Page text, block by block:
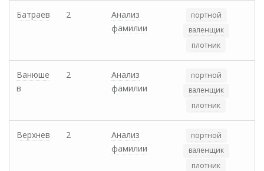
Батраев 2
Анализ
фамилии
портной
валенщик
плотник
Ванюше
в
2
Анализ
фамилии
портной
валенщик
плотник
Верхнев 2
Анализ
фамилии
портной
валенщик
плотник